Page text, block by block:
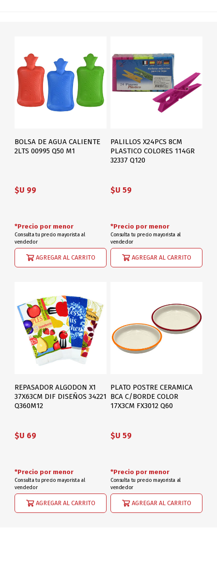
BOLSA DE AGUA CALIENTE
2LTS 00995 Q50 M1
$U 99
AGREGAR AL CARRITO
*Precio por menor
Consulta tu precio mayorista al
vendedor
PALILLOS X24PCS 8CM
PLASTICO COLORES 114GR
32337 Q120
$U 59
AGREGAR AL CARRITO
*Precio por menor
Consulta tu precio mayorista al
vendedor
REPASADOR ALGODON X1
37X63CM DIF DISEÑOS 34221
Q360M12
$U 69
AGREGAR AL CARRITO
*Precio por menor
Consulta tu precio mayorista al
vendedor
PLATO POSTRE CERAMICA
BCA C/BORDE COLOR
17X3CM FX3012 Q60
$U 59
AGREGAR AL CARRITO
*Precio por menor
Consulta tu precio mayorista al
vendedor